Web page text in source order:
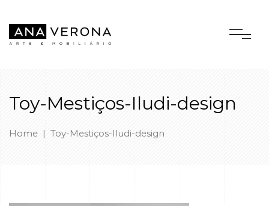
Toy-Mestiços-Iludi-design
Home | Toy-Mestiços-Iludi-design